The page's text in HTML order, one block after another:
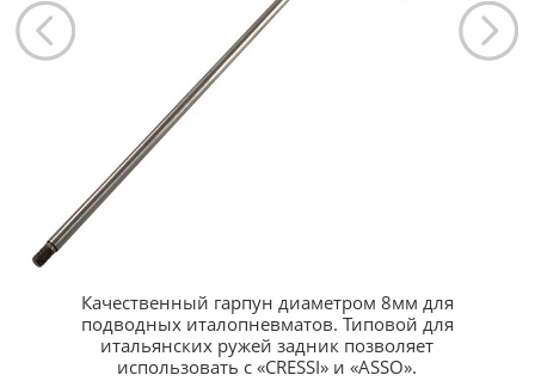
Качественный гарпун диаметром 8мм для
подводных италопневматов. Типовой для
итальянских ружей задник позволяет
использовать с «CRESSI» и «ASSO».